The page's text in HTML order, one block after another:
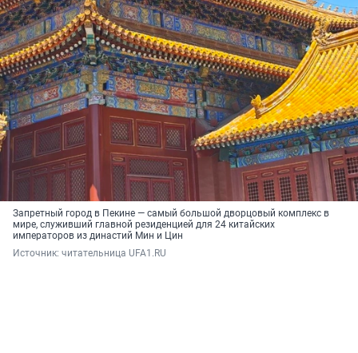
Запретный город в Пекине — самый большой дворцовый комплекс в
мире, служивший главной резиденцией для 24 китайских
императоров из династий Мин и Цин
Источник: читательница UFA1.RU